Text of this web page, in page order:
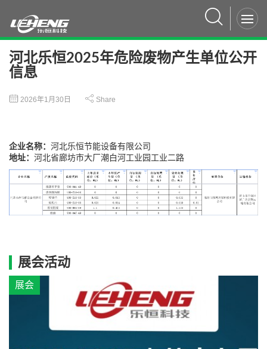
河北乐恒2025年危险废物产生单位公开
信息
2026年1月30日 Share
企业名称： 河北乐恒节能设备有限公司
地址： 河北省廊坊市大厂潮白河工业园工业二路
展会活动
展会